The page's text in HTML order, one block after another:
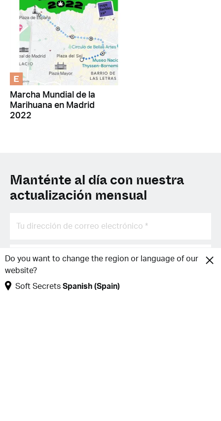
Do you want to change the region or language of our
website?
Soft Secrets Spanish (Spain)
E
Marcha Mundial de la
Marihuana en Madrid
2022
Manténte al día con nuestra
actualización mensual
Registrarse